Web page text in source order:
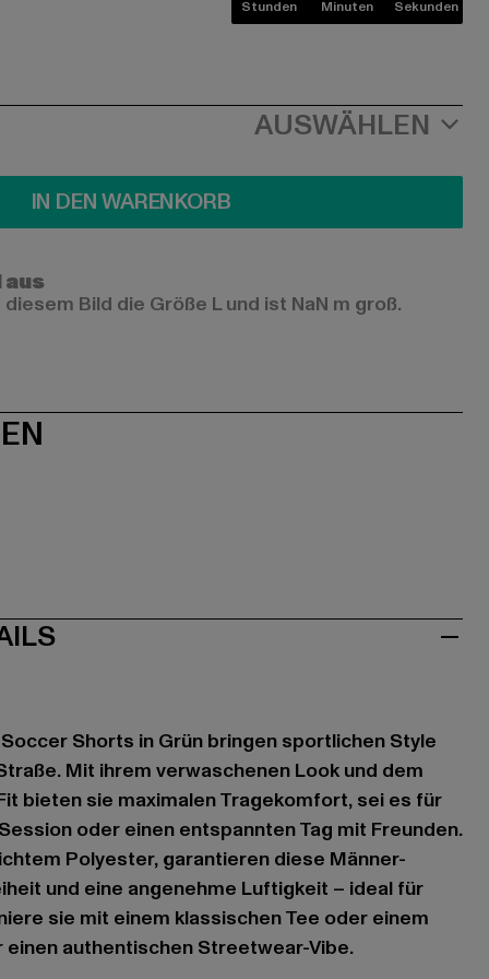
Stunden Minuten Sekunden
AUSWÄHLEN
IN DEN WARENKORB
Bild die Größe L und ist NaN m groß.
Shorts in Grün bringen sportlichen Style
Mit ihrem verwaschenen Look und dem
bieten sie maximalen Tragekomfort, sei es für
oder einen entspannten Tag mit Freunden.
Polyester, garantieren diese Männer-
und eine angenehme Luftigkeit – ideal für
sie mit einem klassischen Tee oder einem
authentischen Streetwear-Vibe.